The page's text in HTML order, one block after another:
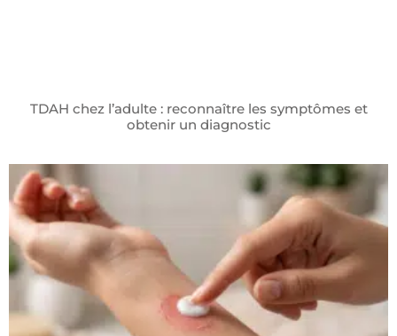
TDAH chez l’adulte : reconnaître les symptômes et
obtenir un diagnostic